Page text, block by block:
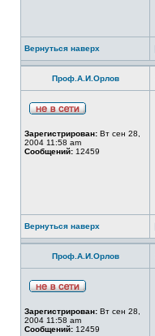
Вернуться наверх
Проф.А.И.Орлов
Зарегистрирован: Вт сен 28,
2004 11:58 am
Сообщений: 12459
Вернуться наверх
Проф.А.И.Орлов
Зарегистрирован: Вт сен 28,
2004 11:58 am
Сообщений: 12459